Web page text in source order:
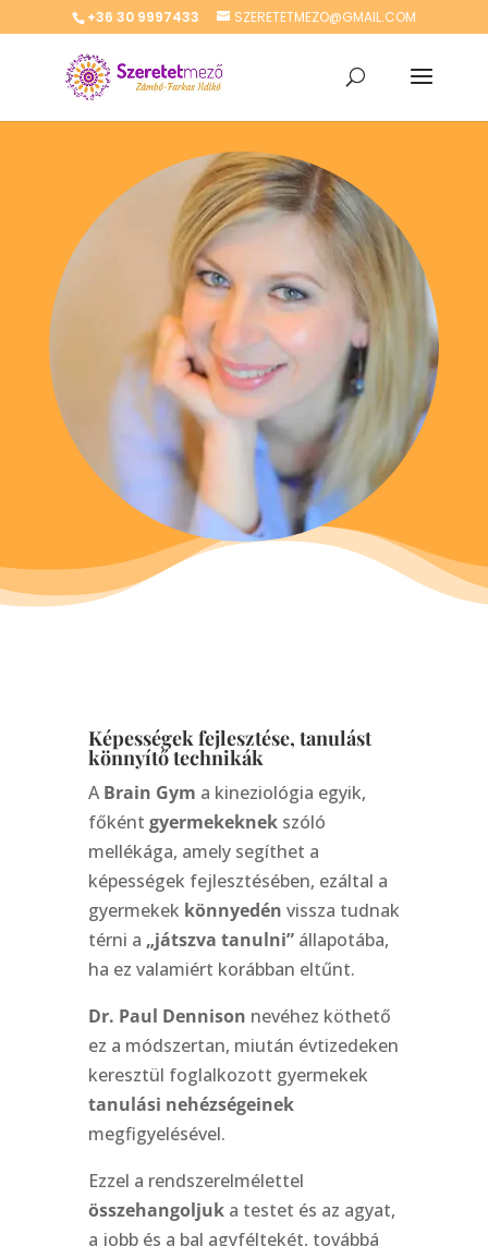
+36 30 9997433 SZERETETMEZO@GMAIL.COM
Képességek fejlesztése, tanulást
könnyítő technikák
ABrain Gym a kineziológia egyik,
főként gyermekeknekszóló
mellékága, amely segíthet a
képességek fejlesztésében, ezáltal a
gyermekek könnyedén vissza tudnak
térni a „játszva tanulni”állapotába,
ha ez valamiért korábban eltűnt.
Dr. Paul Dennison nevéhez köthető
ez a módszertan, miután évtizedeken
keresztül foglalkozott gyermekek
tanulási nehézségeinek
megfigyelésével.
Ezzel a rendszerelmélettel
összehangoljuka testet és az agyat,
a jobb és a bal agyféltekét, továbbá